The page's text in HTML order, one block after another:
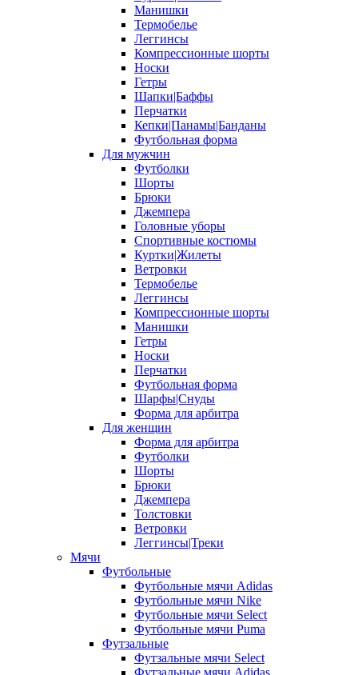
Манишки
Термобелье
Леггинсы
Компрессионные шорты
Носки
Гетры
Шапки|Баффы
Перчатки
Кепки|Панамы|Банданы
Футбольная форма
Для мужчин
Футболки
Шорты
Брюки
Джемпера
Головные уборы
Спортивные костюмы
Куртки|Жилеты
Ветровки
Термобелье
Леггинсы
Компрессионные шорты
Манишки
Гетры
Носки
Перчатки
Футбольная форма
Шарфы|Снуды
Форма для арбитра
Для женщин
Форма для арбитра
Футболки
Шорты
Брюки
Джемпера
Толстовки
Ветровки
Леггинсы|Треки
Мячи
Футбольные
Футбольные мячи Adidas
Футбольные мячи Nike
Футбольные мячи Select
Футбольные мячи Puma
Футзальные
Футзальные мячи Select
Футзальные мячи Adidas